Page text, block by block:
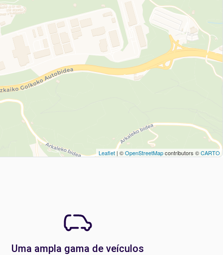
Leaflet | ©OpenStreetMapcontributors ©CARTO
Uma ampla gama de veículos